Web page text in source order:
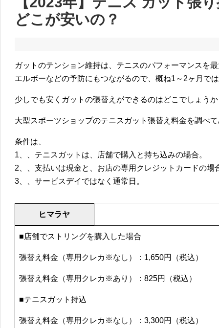
どこが安いの？
ガットのテンション維持は、テニスのパフォーマンスを
エルボーなどの予防にもつながるので、概ね1～2ヶ月で
少しでも安くガットの張替えができるのはどこでしょう
大型スポーツショップのテニスガット張替え料金を調べ
条件は、
1、、テニスガットは、店舗で購入と持ち込みの場合。
2、、支払いは現金と、お店の専用クレジットカードの場
3、、サービスデイではなく通常日。
ヒマラヤ
■店舗でストリングを購入した場合
張替え料金（専用クレカ※なし）：1,650円（税込）
張替え料金（専用クレカ※あり）：825円（税込）
■テニスガット持込
張替え料金（専用クレカ※なし）：3,300円（税込）